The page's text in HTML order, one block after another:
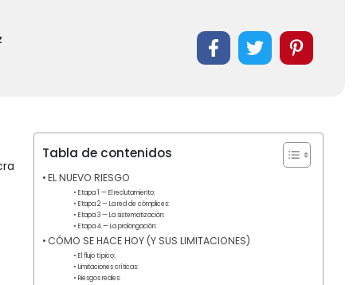
Tabla de contenidos
EL NUEVO RIESGO
Etapa 1 — El reclutamiento:
Etapa 2 — La red de cómplices:
Etapa 3 — La sistematización:
Etapa 4 — La prolongación:
CÓMO SE HACE HOY (Y SUS LIMITACIONES)
El flujo típico:
Limitaciones críticas:
Riesgos reales: